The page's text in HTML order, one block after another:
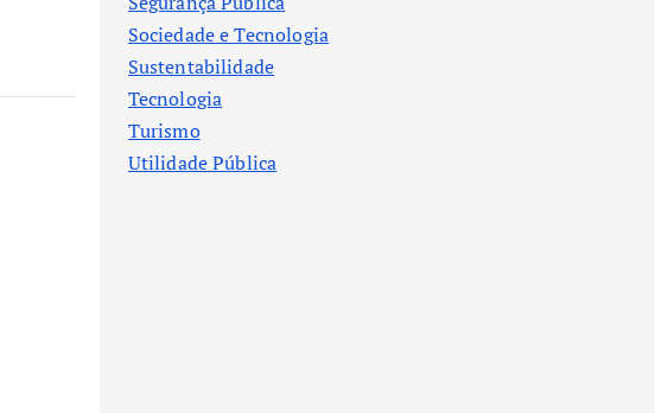
Sociedade e Tecnologia
Sustentabilidade
Tecnologia
Turismo
Utilidade Pública